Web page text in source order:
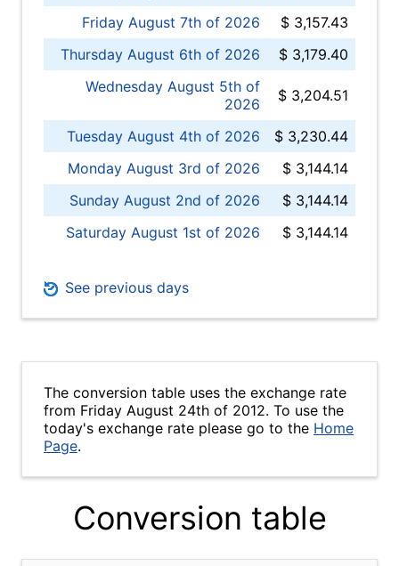
Friday August 7th of 2026
$ 3,157.43
Thursday August 6th of 2026
$ 3,179.40
Wednesday August 5th of
2026
$ 3,204.51
Tuesday August 4th of 2026
$ 3,230.44
Monday August 3rd of 2026
$ 3,144.14
Sunday August 2nd of 2026
$ 3,144.14
Saturday August 1st of 2026
$ 3,144.14
See previous days
The conversion table uses the exchange rate
from Friday August 24th of 2012. To use the
today's exchange rate please go to the Home
Page.
Conversion table